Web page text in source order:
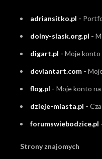
adriansitko.pl -
dolny-slask.org.pl -
digart.pl - Moje konto
deviantart.com -
flog.pl - Moje konto
dzieje-miasta.pl -
forumswiebodzice.pl
Strony znajomych